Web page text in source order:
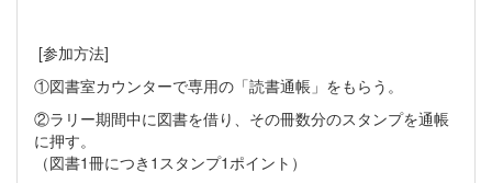
[参加方法]
①図書室カウンターで専用の「読書通帳」をもらう。
②ラリー期間中に図書を借り、その冊数分のスタンプを通帳
に押す。
（図書1冊につき1スタンプ1ポイント）